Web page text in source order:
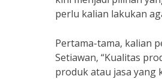
perlu kalian lakukan
Pertama-tama, kalian
Setiawan, “Kualitas
produk atau jasa yang